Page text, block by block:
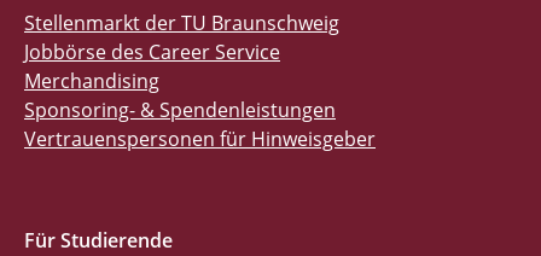
Stellenmarkt der TU Braunschweig
Jobbörse des Career Service
Merchandising
Sponsoring- & Spendenleistungen
Vertrauenspersonen für Hinweisgeber
Für Studierende